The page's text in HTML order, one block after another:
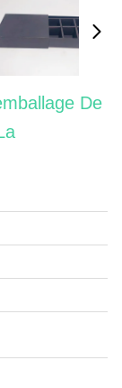
De